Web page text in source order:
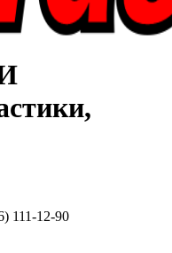
111-12-90